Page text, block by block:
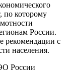
по которому
России.
рекомендации с
населения.
России